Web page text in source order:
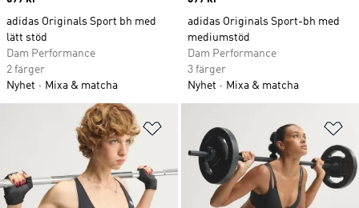
adidas Originals Sport bh med
lätt stöd
Dam Performance
2 färger
Nyhet
Mixa & matcha
adidas Originals Sport-bh med
mediumstöd
Dam Performance
3 färger
Nyhet
Mixa & matcha
Lägg till på önskelistan